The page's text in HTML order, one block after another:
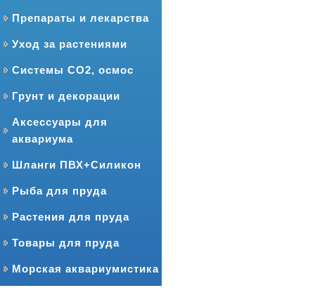
Препараты и лекарства
Уход за растениями
Системы CO2, осмос
Грунт и декорации
Аксессуары для
аквариума
Шланги ПВХ+Силикон
Рыба для пруда
Растения для пруда
Товары для пруда
Морская аквариумистика